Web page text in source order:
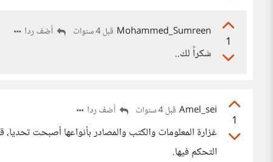
1
Mohammed_Sumreen قبل 4 سنوات أضف ردا
شكراً لك..
1
Amel_sei قبل 4 سنوات أضف ردا
غزارة المعلومات والكتب والمصادر بأنواعها أصبحت
التحكم فيها.